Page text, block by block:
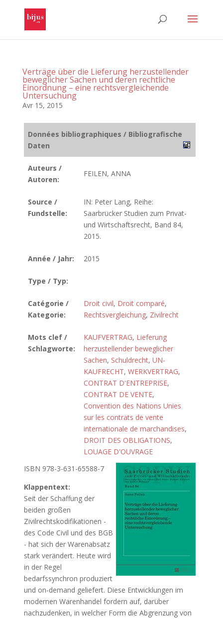
Verträge über die Lieferung herzustellender
beweglicher Sachen und deren rechtliche
Einordnung – eine rechtsvergleichende
Untersuchung
Avr 15, 2015
Données bibliographiques / Bibliografische
Daten
Auteurs /
Autoren:
FEILEN, ANNA
Source /
Fundstelle:
IN: Peter Lang, Reihe:
Saarbrücker Studien zum Privat-
und Wirtschaftsrecht, Band 84,
2015.
Année / Jahr: 2015
Type / Typ:
Catégorie /
Kategorie:
Droit civil, Droit comparé,
Rechtsvergleichung, Zivilrecht
Mots clef /
Schlagworte:
KAUFVERTRAG, Lieferung
herzustellender beweglicher
Sachen, Schuldrecht, UN-
KAUFRECHT, WERKVERTRAG,
CONTRAT D'ENTREPRISE,
CONTRAT DE VENTE,
Convention des Nations Unies
sur les contrats de vente
internationale de marchandises,
DROIT DES OBLIGATIONS,
LOUAGE D'OUVRAGE
ISBN 978-3-631-65588-7
Klappentext:
Seit der Schaffung der
beiden großen
Zivilrechtskodifikationen -
des Code Civil und des BGB
- hat sich der Warenabsatz
stark verändert. Heute wird
in der Regel
bedarfssynchron produziert
und on-demand geliefert. Diese Entwicklungen im
modernen Warenhandel fordern auf, darüber
nachzudenken, in welcher Form die Abgrenzung von